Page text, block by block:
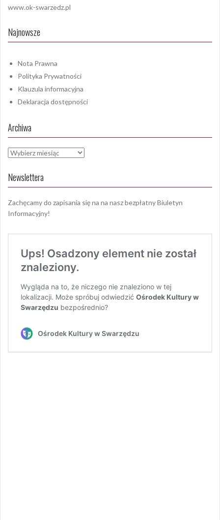
www.ok-swarzedz.pl
Najnowsze
Nota Prawna
Polityka Prywatności
Klauzula informacyjna
Deklaracja dostępności
Archiwa
Archiwa
Newslettera
Zachęcamy do zapisania się na na nasz bezpłatny Biuletyn
Informacyjny!